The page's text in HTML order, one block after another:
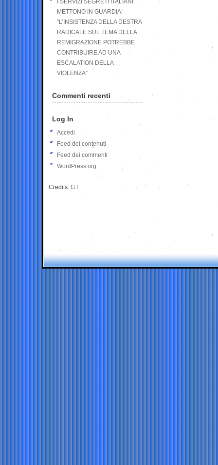
I SERVIZI SEGRETI ITALIANI
METTONO IN GUARDIA:
“L’INSISTENZA DELLA DESTRA
RADICALE SUL TEMA DELLA
REMIGRAZIONE POTREBBE
CONTRIBUIRE AD UNA
ESCALATION DELLA
VIOLENZA”
Commenti recenti
Log In
Accedi
Feed dei contenuti
Feed dei commenti
WordPress.org
Credits: G.I